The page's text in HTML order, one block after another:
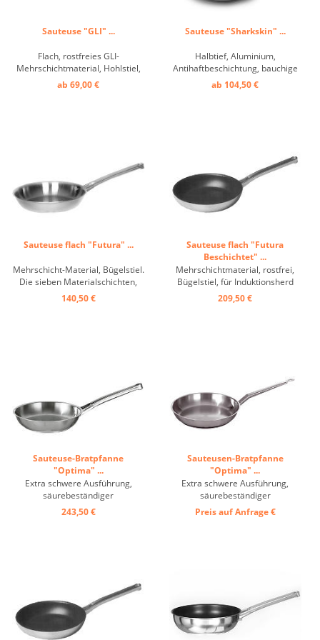
Sauteuse "GLI" ...
Flach, rostfreies GLI-
Mehrschichtmaterial, Hohlstiel,
für Induktionsherde bestens
geeignet, das GLI-
ab 69,00 €
Sauteuse "Sharkskin" ...
Halbtief, Aluminium,
Antihaftbeschichtung, bauchige
Form, Induktion ...
ab 104,50 €
Sauteuse flach "Futura" ...
Mehrschicht-Material, Bügelstiel.
Die sieben Materialschichten,
aus denen die Sauteusen
FUTURA gefertigt sind, bewirken
140,50 €
Sauteuse flach "Futura
Beschichtet" ...
Mehrschichtmaterial, rostfrei,
Bügelstiel, für Induktionsherd
geeignet. Die sieben
Materialschichten, aus denen die
209,50 €
Sauteuse-Bratpfanne
"Optima" ...
Extra schwere Ausführung,
säurebeständiger
Chromnickelstahl, Schüttrand,
Bügelstiel, mehrschichtiger
243,50 €
Sauteusen-Bratpfanne
"Optima" ...
Extra schwere Ausführung,
säurebeständiger
Chromnickelstahl, Schüttrand,
Hohlstiel, mehrschichtiger
Preis auf Anfrage€